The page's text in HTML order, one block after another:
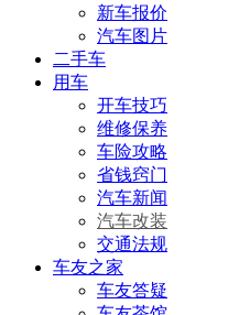
新车报价
汽车图片
二手车
用车
开车技巧
维修保养
车险攻略
省钱窍门
汽车新闻
汽车改装
交通法规
车友之家
车友答疑